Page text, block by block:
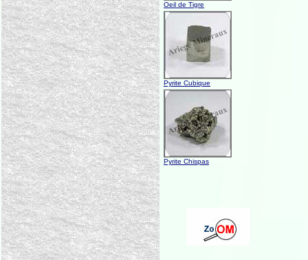
Oeil de Tigre
Pyrite Cubique
Pyrite Chispas